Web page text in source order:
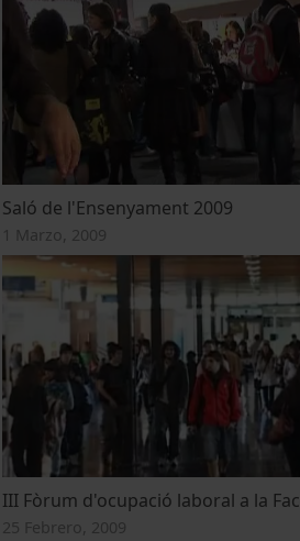
Saló de l'Ensenyament 2009
1 Marzo, 2009
III Fòrum d'ocupació laboral a la
25 Febrero, 2009